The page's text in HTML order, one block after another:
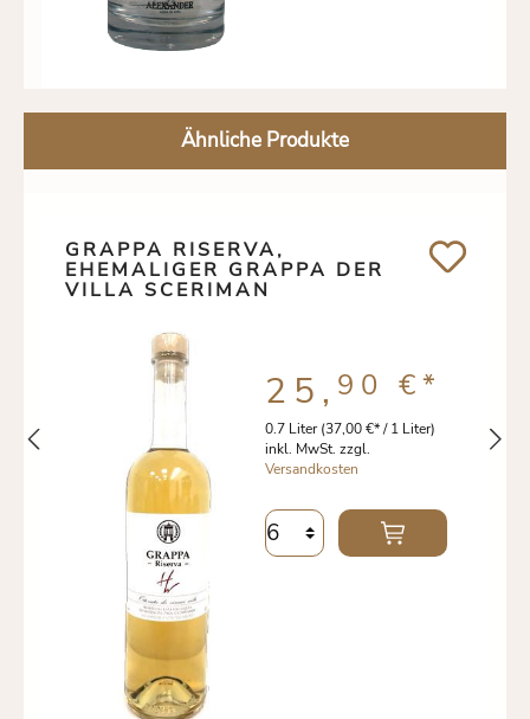
Ähnliche Produkte
GRAPPA RISERVA,
EHEMALIGER GRAPPA DER
VILLA SCERIMAN
0.7 Liter(37,00 €* / 1 Liter)
inkl. MwSt. zzgl.
Versandkosten
25, 90 €*